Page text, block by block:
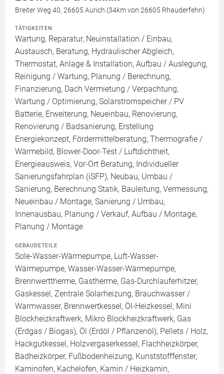
Breiter Weg 40, 26605 Aurich (34km von 26605 Rhauderfehn)
TÄTIGKEITEN
Wartung, Reparatur, Neuinstallation / Einbau,
Austausch, Beratung, Hydraulischer Abgleich,
Thermostat, Anlage & Installation, Aufbau / Auslegung,
Reinigung / Wartung, Planung / Berechnung,
Finanzierung, Dach Vermietung / Verpachtung,
Wartung / Optimierung, Solarstromspeicher / PV
Batterie, Erweiterung, Neueinbau, Renovierung,
Renovierung / Badsanierung, Erstellung
Energiekonzept, Fördermittelberatung, Thermografie /
Wärmebild, Blower-Door-Test / Luftdichtheit,
Energieausweis, Vor-Ort Beratung, Individueller
Sanierungsfahrplan (iSFP), Neubau, Umbau /
Sanierung, Berechnung Statik, Bauleitung, Vermessung,
Neueinbau / Montage, Sanierung / Umbau,
Innenausbau, Planung / Verkauf, Aufbau / Montage,
Planung / Montage
GEBÄUDETEILE
Sole-Wasser-Wärmepumpe, Luft-Wasser-
Wärmepumpe, Wasser-Wasser-Wärmepumpe,
Brennwerttherme, Gastherme, Gas-Durchlauferhitzer,
Gaskessel, Zentrale Solarheizung, Brauchwasser /
Warmwasser, Brennwertkessel, Öl-Heizkessel, Mini
Blockheizkraftwerk, Mikro Blockheizkraftwerk, Gas
(Erdgas / Biogas), Öl (Erdöl / Pflanzenöl), Pellets / Holz,
Hackgutkessel, Holzvergaserkessel, Flachheizkörper,
Badheizkörper, Fußbodenheizung, Kunststofffenster,
Kaminofen, Kachelofen, Kamin / Heizkamin,